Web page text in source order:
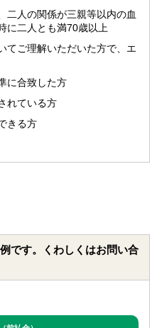
二人の関係が三親等以内の血
に二人とも満70歳以上
てご理解いただいた方で、エ
に合致した方
れている方
きる方
です。くわしくはお問い合